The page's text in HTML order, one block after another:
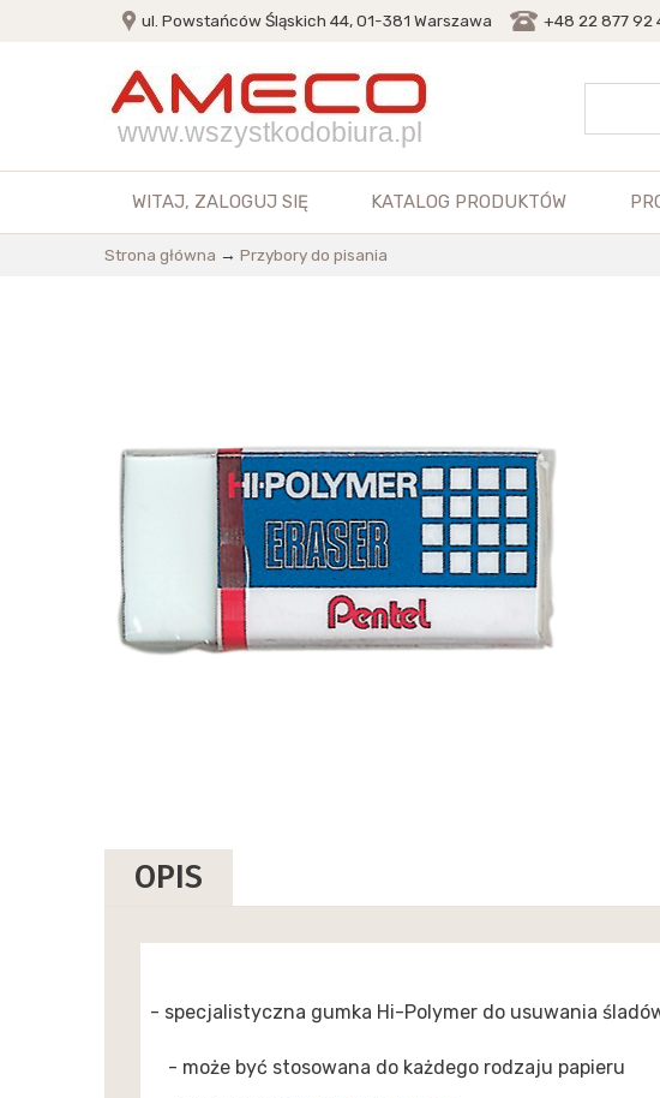
ul. Powstańców Śląskich 44, 01-381 Warszawa +48 22 877 92
www.wszystkodobiura.pl
WITAJ, ZALOGUJ SIĘ KATALOG PRODUKTÓW
Strona główna → Przybory do pisania
OPIS
- specjalistyczna gumka Hi-Polymer do usuwania
- może być stosowana do każdego rodzaju papieru